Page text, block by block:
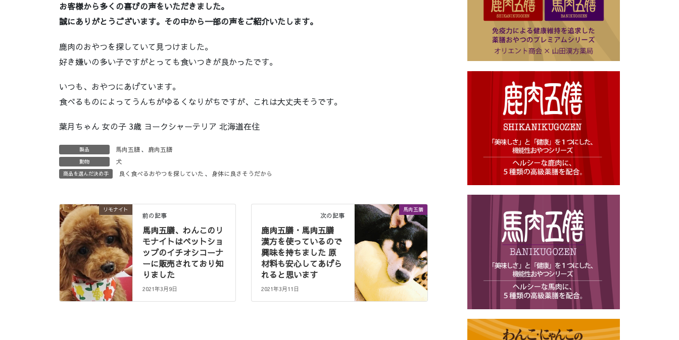
お客様から多くの喜びの声をいただきました。
誠にありがとうございます。その中から一部の声をご紹介いたします。
鹿肉のおやつを探していて見つけました。
好き嫌いの多い子ですがとっても食いつきが良かったです。
いつも、おやつにあげています。
食べるものによってうんちがゆるくなりがちですが、これは大丈夫そうです。
葉月ちゃん 女の子 3歳 ヨークシャーテリア 北海道在住
製品 馬肉五膳、 鹿肉五膳
動物 犬
商品を選んだ決め手 良く食べるおやつを探していた 、 身体に良さそうだから
リモナイト
前の記事
馬肉五膳、わんこのリ
モナイトはペットショ
ップのイチオシコーナ
ーに販売されており知
りました
2021年3月9日
馬肉五膳
次の記事
鹿肉五膳・馬肉五膳
漢方を使っているので
興味を持ちました 原
材料も安心してあげら
れると思います
2021年3月11日